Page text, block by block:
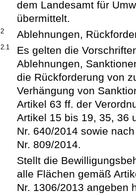
dem Landesamt für
übermittelt.
Ablehnungen,
Es gelten die
Ablehnungen,
die Rückforderung von
Verhängung von
Artikel 63 ff. der
Artikel 15 bis 19, 35, 36
Nr. 640/2014 sowie
Nr. 809/2014.
Stellt die
alle Flächen gemäß
Nr. 1306/2013 angeben